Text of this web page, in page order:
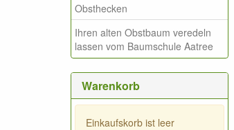
Obsthecken
Ihren alten Obstbaum veredeln
lassen vom Baumschule Aatree
Warenkorb
Einkaufskorb ist leer